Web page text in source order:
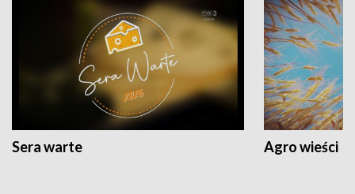
Sera warte Agro wieści